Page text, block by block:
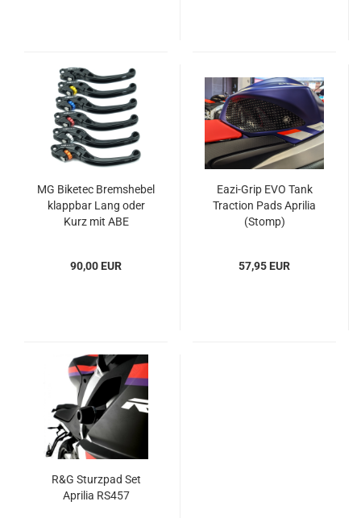
MG Biketec Bremshebel
klappbar Lang oder
Kurz mit ABE
90,00 EUR
Eazi-Grip EVO Tank
Traction Pads Aprilia
(Stomp)
57,95 EUR
R&G Sturzpad Set
Aprilia RS457